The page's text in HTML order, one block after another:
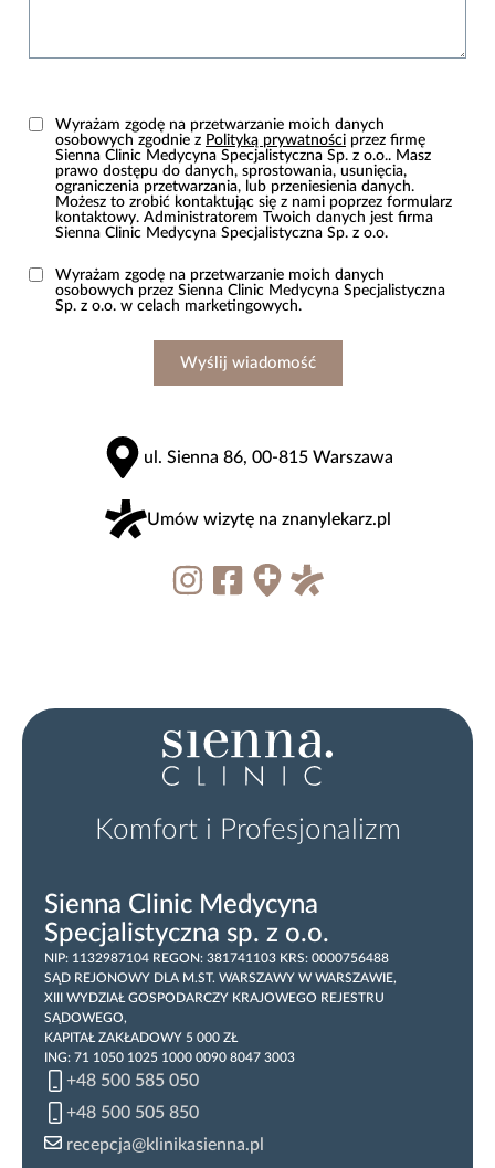
Wyrażam zgodę na przetwarzanie moich danych
osobowych zgodnie z Polityką prywatności przez firmę
Sienna Clinic Medycyna Specjalistyczna Sp. z o.o.. Masz
prawo dostępu do danych, sprostowania, usunięcia,
ograniczenia przetwarzania, lub przeniesienia danych.
Możesz to zrobić kontaktując się z nami poprzez formularz
kontaktowy. Administratorem Twoich danych jest firma
Sienna Clinic Medycyna Specjalistyczna Sp. z o.o.
Wyrażam zgodę na przetwarzanie moich danych
osobowych przez Sienna Clinic Medycyna Specjalistyczna
Sp. z o.o. w celach marketingowych.
Wyślij wiadomość
ul. Sienna 86, 00-815 Warszawa
Umów wizytę na znanylekarz.pl
Komfort i Profesjonalizm
Sienna Clinic Medycyna
Specjalistyczna sp. z o.o.
NIP: 1132987104 REGON: 381741103 KRS: 0000756488
SĄD REJONOWY DLA M.ST. WARSZAWY W WARSZAWIE,
XIII WYDZIAŁ GOSPODARCZY KRAJOWEGO REJESTRU
SĄDOWEGO,
KAPITAŁ ZAKŁADOWY 5 000 ZŁ
ING: 71 1050 1025 1000 0090 8047 3003
+48 500 585 050
+48 500 505 850
recepcja@klinikasienna.pl